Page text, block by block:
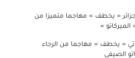
« يخطف » مهاجما متميزا من
الميركاتو »
« يخطف » مهاجما من الرجاء
الصيفي